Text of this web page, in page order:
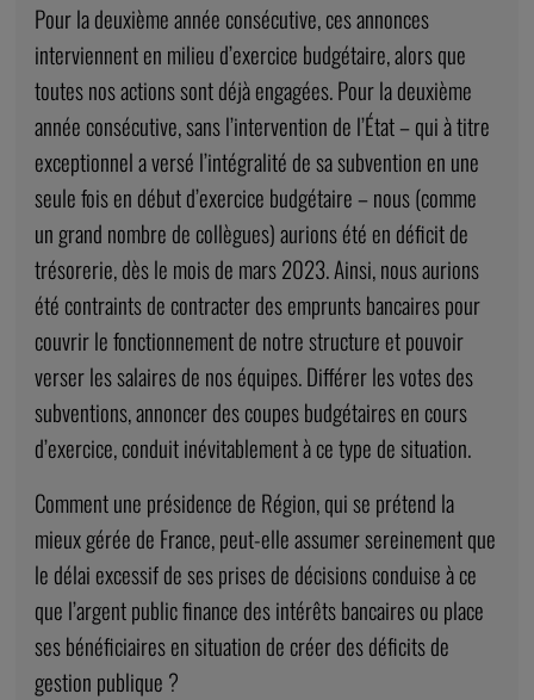
Pour la deuxième année consécutive, ces annonces
interviennent en milieu d’exercice budgétaire, alors que
toutes nos actions sont déjà engagées. Pour la deuxième
année consécutive, sans l’intervention de l’État – qui à titre
exceptionnel a versé l’intégralité de sa subvention en une
seule fois en début d’exercice budgétaire – nous (comme
un grand nombre de collègues) aurions été en déficit de
trésorerie, dès le mois de mars 2023. Ainsi, nous aurions
été contraints de contracter des emprunts bancaires pour
couvrir le fonctionnement de notre structure et pouvoir
verser les salaires de nos équipes. Différer les votes des
subventions, annoncer des coupes budgétaires en cours
d’exercice, conduit inévitablement à ce type de situation.
Comment une présidence de Région, qui se prétend la
mieux gérée de France, peut-elle assumer sereinement que
le délai excessif de ses prises de décisions conduise à ce
que l’argent public finance des intérêts bancaires ou place
ses bénéficiaires en situation de créer des déficits de
gestion publique ?